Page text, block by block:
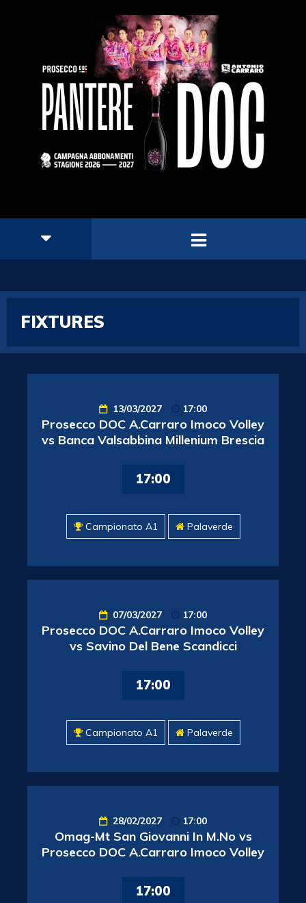
FIXTURES
13/03/2027 17:00
Prosecco DOC A.Carraro Imoco Volley
vs Banca Valsabbina Millenium Brescia
17:00
Campionato A1 Palaverde
07/03/2027 17:00
Prosecco DOC A.Carraro Imoco Volley
vs Savino Del Bene Scandicci
17:00
Campionato A1 Palaverde
28/02/2027 17:00
Omag-Mt San Giovanni In M.No vs
Prosecco DOC A.Carraro Imoco Volley
17:00